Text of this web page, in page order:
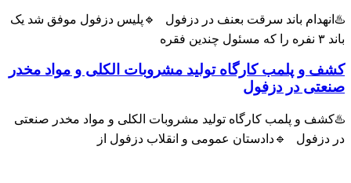
باند سرقت بعنف در دزفول 🔹پلیس دزفول موفق شد یک
فقره
و پلمب کارگاه تولید مشروبات الکلی و مواد مخدر
در دزفول
و پلمب کارگاه تولید مشروبات الکلی و مواد مخدر صنعتی
دزفول 🔹دادستان عمومی و انقلاب دزفول از